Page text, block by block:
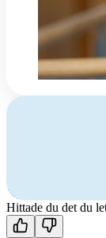
Har du
Kontakta oss
Hittade du det du